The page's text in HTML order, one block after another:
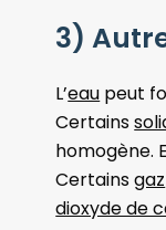
3)
L’eau peut
Certains
homogène.
Certainsgaz
dioxyde de